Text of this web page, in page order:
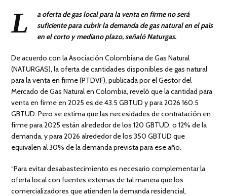
L
a oferta de gas local para la venta en firme no será
suficiente para cubrir la demanda de gas natural en el país
en el corto y mediano plazo, señaló Naturgas.
De acuerdo con la Asociación Colombiana de Gas Natural
(NATURGAS), la oferta de cantidades disponibles de gas natural
para la venta en firme (PTDVF), publicada por el Gestor del
Mercado de Gas Natural en Colombia, reveló que la cantidad para
venta en firme en 2025 es de 43.5 GBTUD y para 2026 160.5
GBTUD. Pero se estima que las necesidades de contratación en
firme para 2025 están alrededor de los 120 GBTUD, o 12% de la
demanda, y para 2026 alrededor de los 350 GBTUD que
equivalen al 30% de la demanda prevista para ese año.
“Para evitar desabastecimiento es necesario complementar la
oferta local con fuentes externas de tal manera que los
comercializadores que atienden la demanda residencial,